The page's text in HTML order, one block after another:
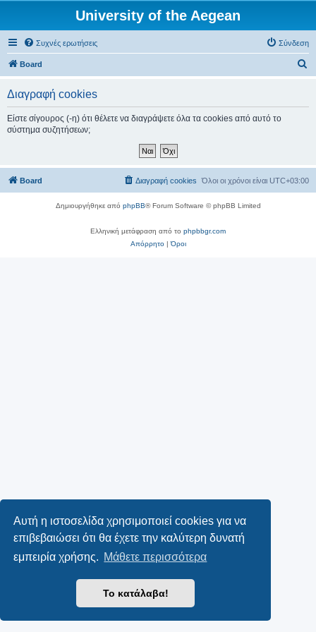
Αυτή η ιστοσελίδα χρησιμοποιεί cookies για να
επιβεβαιώσει ότι θα έχετε την καλύτερη δυνατή
εμπειρία χρήσης. Μάθετε περισσότερα
Το κατάλαβα!
University of the Aegean
Συχνές ερωτήσεις Σύνδεση
Board
σ
Διαγραφή cookies
Είστε σίγουρος (-η) ότι θέλετε να διαγράψετε όλα τα cookies από αυτό το
σύστημα συζητήσεων;
Board Όλοι οι χρόνοι είναι UTC+03:00
Διαγραφή cookies
Δημιουργήθηκε από phpBB® Forum Software © phpBB Limited
Ελληνική μετάφραση από το phpbbgr.com
Απόρρητο|Όροι